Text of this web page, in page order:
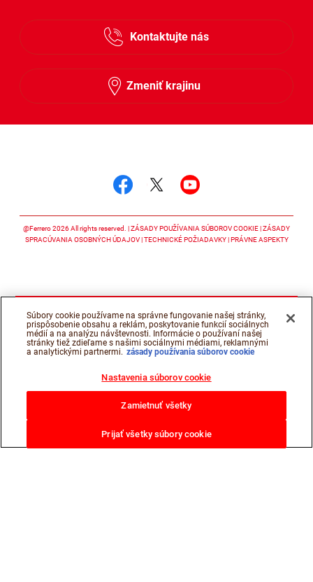
Česky
Kontaktujte nás
Zmeniť krajinu
@Ferrero 2026 All rights reserved. ZÁSADY POUŽÍVANIA SÚBOROV COOKIE ZÁSADY
SPRACÚVANIA OSOBNÝCH ÚDAJOV TECHNICKÉ POŽIADAVKY PRÁVNE ASPEKTY
Súbory cookie používame na správne fungovanie našej stránky,
prispôsobenie obsahu a reklám, poskytovanie funkcií sociálnych
médií a na analýzu návštevnosti. Informácie o používaní našej
stránky tiež zdieľame s našimi sociálnymi médiami, reklamnými
a analytickými partnermi. zásady používania súborov cookie
Nastavenia súborov cookie
Zamietnuť všetky
Prijať všetky súbory cookie